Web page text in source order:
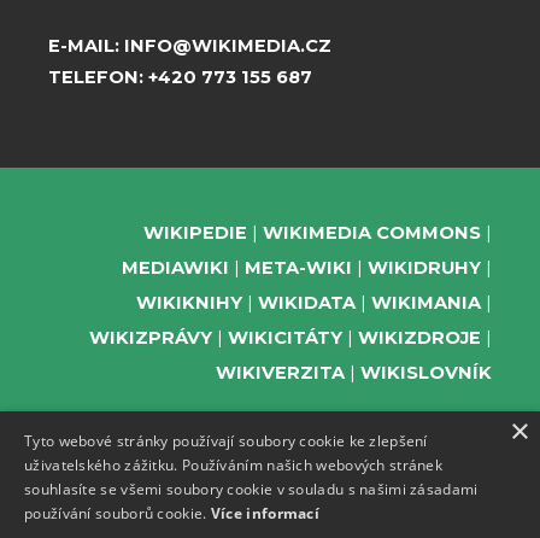
E-MAIL: INFO@WIKIMEDIA.CZ
TELEFON: +420 773 155 687
WIKIPEDIE
WIKIMEDIA COMMONS
MEDIAWIKI
META-WIKI
WIKIDRUHY
WIKIKNIHY
WIKIDATA
WIKIMANIA
WIKIZPRÁVY
WIKICITÁTY
WIKIZDROJE
WIKIVERZITA
WIKISLOVNÍK
PODPOŘTE NÁS
ODEBÍREJTE NEWSLETTER
×
Tyto webové stránky používají soubory cookie ke zlepšení
uživatelského zážitku. Používáním našich webových stránek
souhlasíte se všemi soubory cookie v souladu s našimi zásadami
používání souborů cookie. Více informací